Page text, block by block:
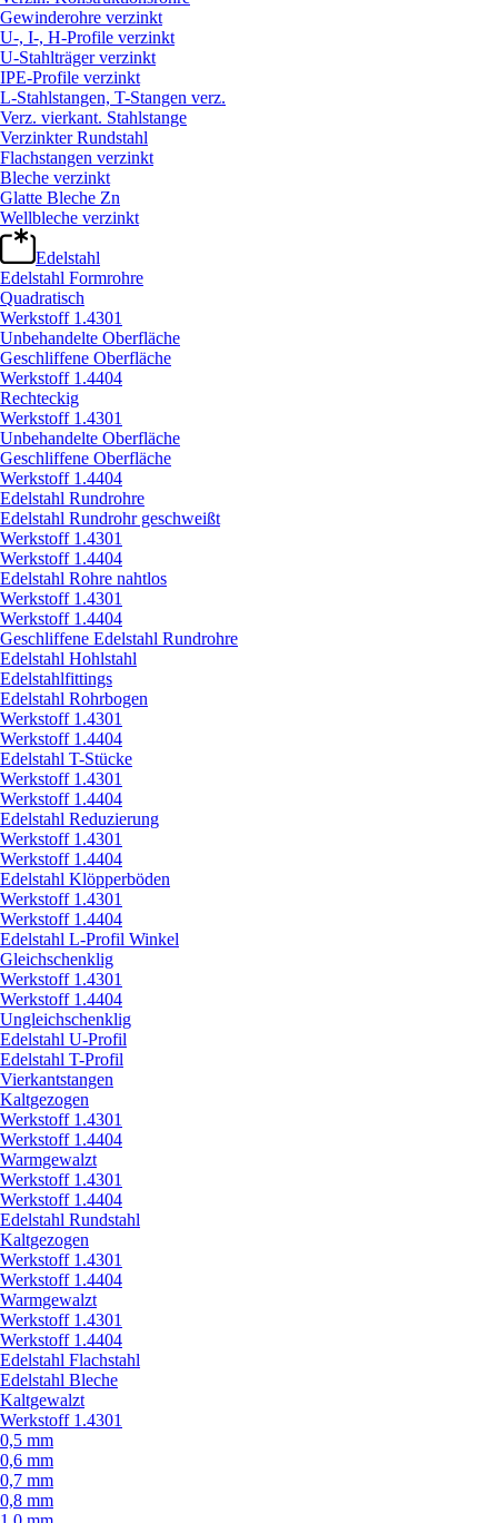
Gewinderohre verzinkt
U-, I-, H-Profile verzinkt
U-Stahlträger verzinkt
IPE-Profile verzinkt
L-Stahlstangen, T-Stangen verz.
Verz. vierkant. Stahlstange
Verzinkter Rundstahl
Flachstangen verzinkt
Bleche verzinkt
Glatte Bleche Zn
Wellbleche verzinkt
Edelstahl
Edelstahl Formrohre
Quadratisch
Werkstoff 1.4301
Unbehandelte Oberfläche
Geschliffene Oberfläche
Werkstoff 1.4404
Rechteckig
Werkstoff 1.4301
Unbehandelte Oberfläche
Geschliffene Oberfläche
Werkstoff 1.4404
Edelstahl Rundrohre
Edelstahl Rundrohr geschweißt
Werkstoff 1.4301
Werkstoff 1.4404
Edelstahl Rohre nahtlos
Werkstoff 1.4301
Werkstoff 1.4404
Geschliffene Edelstahl Rundrohre
Edelstahl Hohlstahl
Edelstahlfittings
Edelstahl Rohrbogen
Werkstoff 1.4301
Werkstoff 1.4404
Edelstahl T-Stücke
Werkstoff 1.4301
Werkstoff 1.4404
Edelstahl Reduzierung
Werkstoff 1.4301
Werkstoff 1.4404
Edelstahl Klöpperböden
Werkstoff 1.4301
Werkstoff 1.4404
Edelstahl L-Profil Winkel
Gleichschenklig
Werkstoff 1.4301
Werkstoff 1.4404
Ungleichschenklig
Edelstahl U-Profil
Edelstahl T-Profil
Vierkantstangen
Kaltgezogen
Werkstoff 1.4301
Werkstoff 1.4404
Warmgewalzt
Werkstoff 1.4301
Werkstoff 1.4404
Edelstahl Rundstahl
Kaltgezogen
Werkstoff 1.4301
Werkstoff 1.4404
Warmgewalzt
Werkstoff 1.4301
Werkstoff 1.4404
Edelstahl Flachstahl
Edelstahl Bleche
Kaltgewalzt
Werkstoff 1.4301
0,5 mm
0,6 mm
0,7 mm
0,8 mm